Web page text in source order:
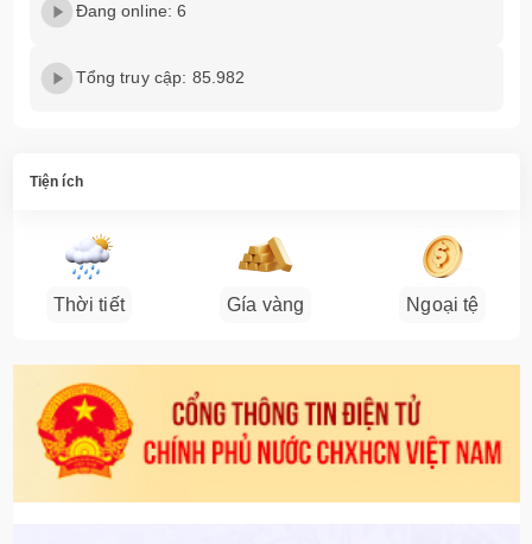
Đang online: 6
Tổng truy cập: 85.982
Tiện ích
Thời tiết Gía vàng Ngoại tệ